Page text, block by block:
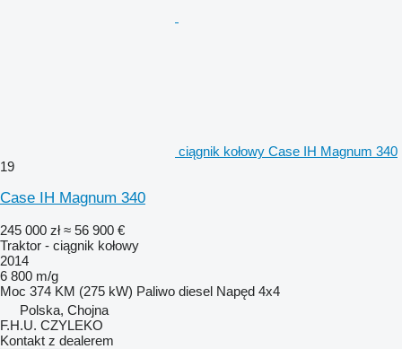
ciągnik kołowy Case IH Magnum 340
19
Case IH Magnum 340
245 000 zł ≈ 56 900 €
Traktor - ciągnik kołowy
2014
6 800 m/g
Moc 374 KM (275 kW) Paliwo diesel Napęd 4x4
Polska, Chojna
F.H.U. CZYLEKO
Kontakt z dealerem